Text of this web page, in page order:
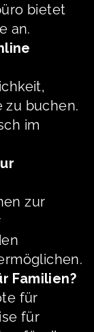
bietet
an.
zu buchen.
im
zur
Familien?
für
für